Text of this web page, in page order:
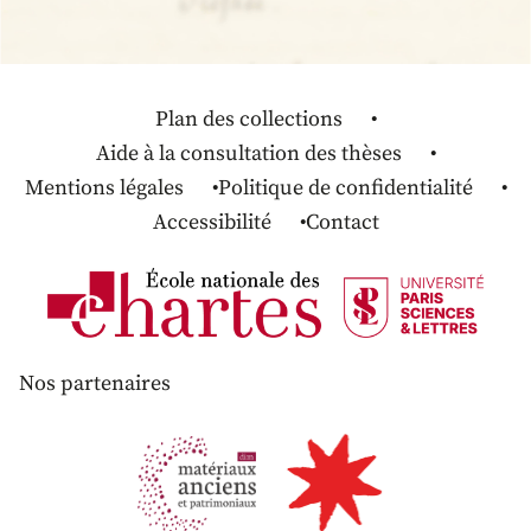
Plan des collections
Aide à la consultation des thèses
Mentions légales
Politique de confidentialité
Accessibilité
Contact
Nos partenaires